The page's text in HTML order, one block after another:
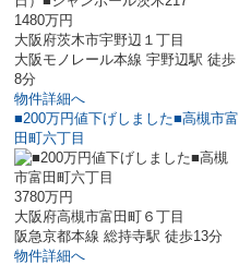
1480万円
大阪府茨木市宇野辺１丁目
大阪モノレール本線 宇野辺駅 徒歩
8分
物件詳細へ
■200万円値下げしました■高槻市富
田町六丁目
3780万円
大阪府高槻市富田町６丁目
阪急京都本線 総持寺駅 徒歩13分
物件詳細へ